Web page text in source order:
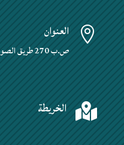
 العنوان
ص.ب 270 طريق الصومعة البليدة
 الخريطة